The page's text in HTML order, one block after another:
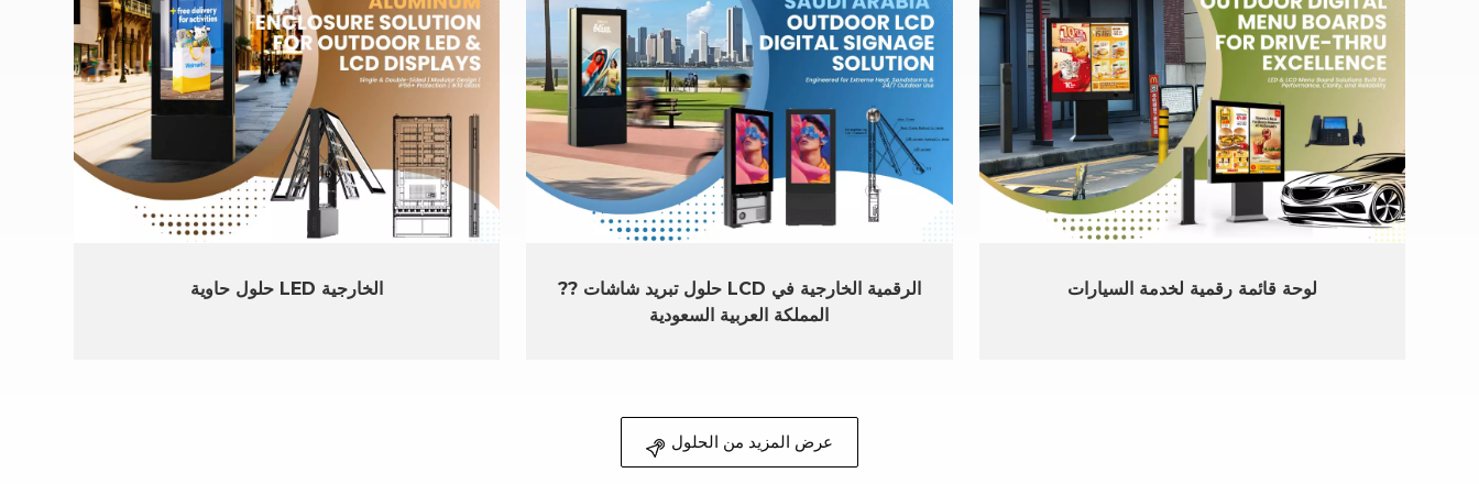
حلول حاوية LED الخارجية
?? حلول تبريد شاشات LCD الرقمية الخارجية في
المملكة العربية السعودية
لوحة قائمة رقمية لخدمة السيارات
عرض المزيد من الحلول